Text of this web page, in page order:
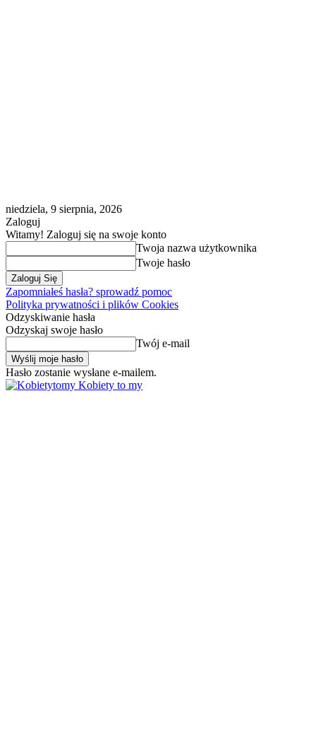
niedziela, 9 sierpnia, 2026
Zaloguj
Witamy! Zaloguj się na swoje konto
Twoja nazwa użytkownika
Twoje hasło
Zapomniałeś hasła? sprowadź pomoc
Polityka prywatności i plików Cookies
Odzyskiwanie hasła
Odzyskaj swoje hasło
Twój e-mail
Hasło zostanie wysłane e-mailem.
Kobiety to my